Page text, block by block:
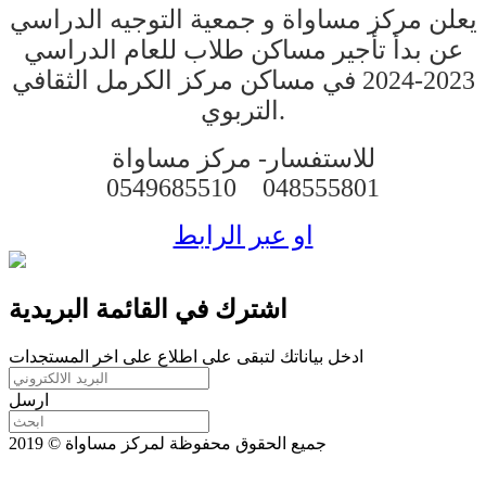
يعلن مركز مساواة و جمعية التوجيه الدراسي
عن بدأ تأجير مساكن طلاب للعام الدراسي
2023-2024 في مساكن مركز الكرمل الثقافي
التربوي.
للاستفسار- مركز مساواة
0549685510 048555801
او عبر الرابط
اشترك في القائمة البريدية
ادخل بياناتك لتبقى على اطلاع على اخر المستجدات
ارسل
جميع الحقوق محفوظة لمركز مساواة © 2019